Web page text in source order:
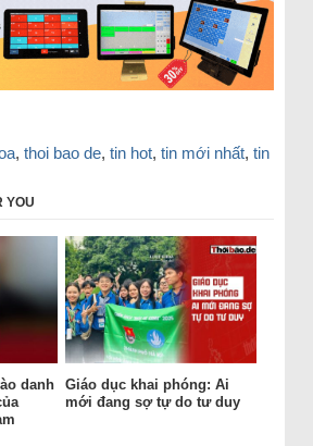
, thoi bao de, tin hot, tin mới nhất, tin
YOU
danh
Giáo dục khai phóng: Ai
mới đang sợ tự do tư duy